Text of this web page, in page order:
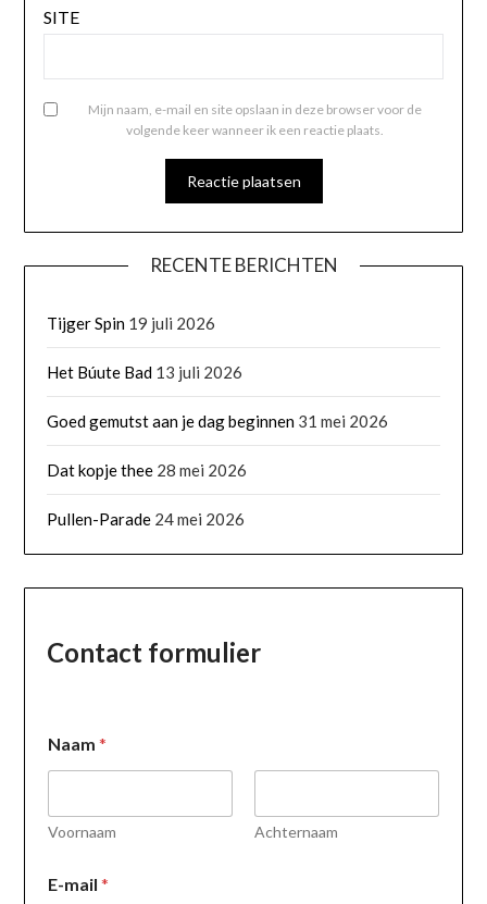
SITE
Mijn naam, e-mail en site opslaan in deze browser voor de
volgende keer wanneer ik een reactie plaats.
RECENTE BERICHTEN
Tijger Spin 19 juli 2026
Het Búute Bad 13 juli 2026
Goed gemutst aan je dag beginnen 31 mei 2026
Dat kopje thee 28 mei 2026
Pullen-Parade 24 mei 2026
Contact formulier
Naam*
Voornaam Achternaam
e
E-mail*